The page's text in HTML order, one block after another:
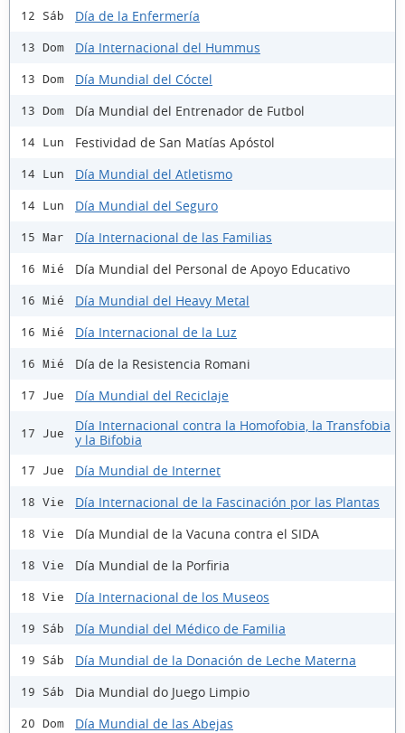
12 Sáb Día de la Enfermería
13 Dom Día Internacional del Hummus
13 Dom Día Mundial del Cóctel
13 Dom Día Mundial del Entrenador de Futbol
14 Lun Festividad de San Matías Apóstol
14 Lun Día Mundial del Atletismo
14 Lun Día Mundial del Seguro
15 Mar Día Internacional de las Familias
16 Mié Día Mundial del Personal de Apoyo Educativo
16 Mié Día Mundial del Heavy Metal
16 Mié Día Internacional de la Luz
16 Mié Día de la Resistencia Romani
17 Jue Día Mundial del Reciclaje
17 Jue
Día Internacional contra la Homofobia, la Transfobia
y la Bifobia
17 Jue Día Mundial de Internet
18 Vie Día Internacional de la Fascinación por las Plantas
18 Vie Día Mundial de la Vacuna contra el SIDA
18 Vie Día Mundial de la Porfiria
18 Vie Día Internacional de los Museos
19 Sáb Día Mundial del Médico de Familia
19 Sáb Día Mundial de la Donación de Leche Materna
19 Sáb Dia Mundial do Juego Limpio
20 Dom Día Mundial de las Abejas